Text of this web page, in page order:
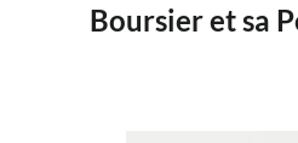
Boursier et sa